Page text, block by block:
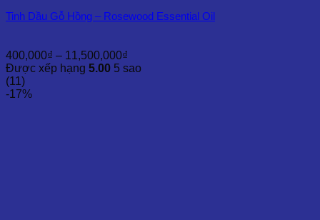
Tinh Dầu Gỗ Hồng – Rosewood Essential Oil
400,000₫ – 11,500,000₫
giá:
Được xếp hạng 5.00 5 sao
(11)
-17%